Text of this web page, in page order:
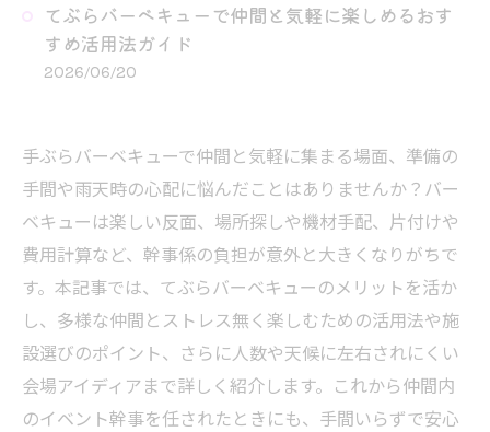
てぶらバーベキューで仲間と気軽に楽しめるおす
すめ活用法ガイド
2026/06/20
手ぶらバーベキューで仲間と気軽に集まる場面、準備の
手間や雨天時の心配に悩んだことはありませんか？バー
ベキューは楽しい反面、場所探しや機材手配、片付けや
費用計算など、幹事係の負担が意外と大きくなりがちで
す。本記事では、てぶらバーベキューのメリットを活か
し、多様な仲間とストレス無く楽しむための活用法や施
設選びのポイント、さらに人数や天候に左右されにくい
会場アイディアまで詳しく紹介します。これから仲間内
のイベント幹事を任されたときにも、手間いらずで安心